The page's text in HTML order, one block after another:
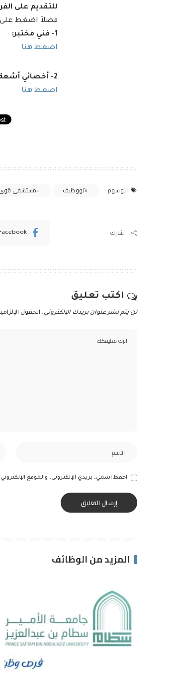
للتقديم على
فضلاَ اضغط على
1- فني مختبر:
اضغط هنا
2- أخصائي أشعة:
اضغط هنا
الوسوم تووظيف مستشفى قوى
شارك
اكتب تعليق
لن يتم نشر عنوان بريدك الإلكتروني. الحقول
احفظ اسمي، بريدي الإلكتروني، والموقع
المزيد من الوظائف